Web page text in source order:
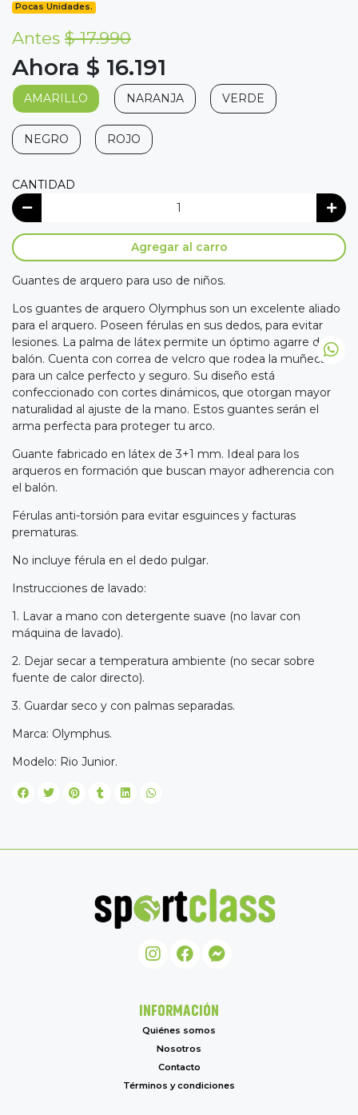
Pocas Unidades.
Antes $ 17.990
Ahora $ 16.191
AMARILLO NARANJA VERDE
NEGRO ROJO
CANTIDAD
Agregar al carro
Guantes de arquero para uso de niños.
Los guantes de arquero Olymphus son un excelente aliado
para el arquero. Poseen férulas en sus dedos, para evitar
lesiones. La palma de látex permite un óptimo agarre del
balón. Cuenta con correa de velcro que rodea la muñeca
para un calce perfecto y seguro. Su diseño está
confeccionado con cortes dinámicos, que otorgan mayor
naturalidad al ajuste de la mano. Estos guantes serán el
arma perfecta para proteger tu arco.
Guante fabricado en látex de 3+1 mm. Ideal para los
arqueros en formación que buscan mayor adherencia con
el balón.
Férulas anti-torsión para evitar esguinces y facturas
prematuras.
No incluye férula en el dedo pulgar.
Instrucciones de lavado:
1. Lavar a mano con detergente suave (no lavar con
máquina de lavado).
2. Dejar secar a temperatura ambiente (no secar sobre
fuente de calor directo).
3. Guardar seco y con palmas separadas.
Marca: Olymphus.
Modelo: Rio Junior.
INFORMACIÓN
Quiénes somos
Nosotros
Contacto
Términos y condiciones